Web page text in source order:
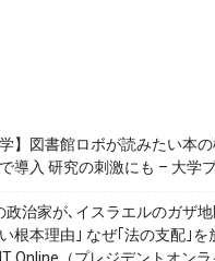
学】図書館ロボが読みたい本
導入 研究の刺激にも – 大学
政治家が､イスラエルのガザ
根本理由｣ なぜ｢法の支配｣
Online（プレジデントオンラ